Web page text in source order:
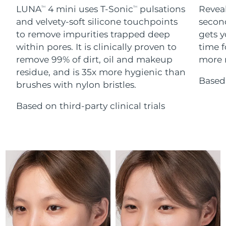
LUNATM 4 mini uses T-SonicTM
pulsations
and velvety-soft silicone touchpoints
to remove impurities trapped deep
within pores. It is clinically proven to
remove 99% of dirt, oil and makeup
residue, and is 35x more hygienic than
brushes with nylon bristles.
Based on third-party clinical trials
gets
time
more
All revitalizing eye massagers
Advanced pore care essentials
Serum
issa™ Teeth Whitening Gel
18% PAP
Kosmetyki Mężczyźni
Kupuj
O NAS
Gibraltar
8/14/26
Grecja
Oczekiwany czas dostawy
8/10/26
SRA Hongkong
(Chiny)
Oczekiwany czas dostawy
Indonezja
Oczekiwany czas dostawy
8/8/26
Irlandia
Oczekiwany czas dostawy
8/10/26
Wyspa Man
Oczekiwany czas dostawy
8/12/26